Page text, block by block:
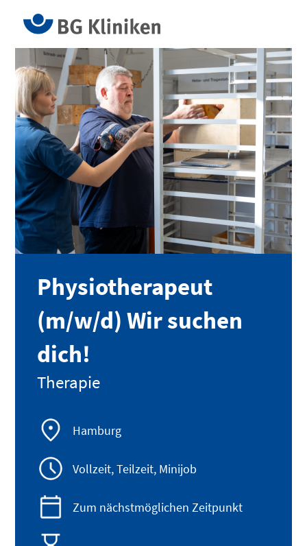
Physiotherapeut
(m/w/d) Wir suchen
dich!
Therapie
Hamburg
Vollzeit, Teilzeit, Minijob
Zum nächstmöglichen Zeitpunkt